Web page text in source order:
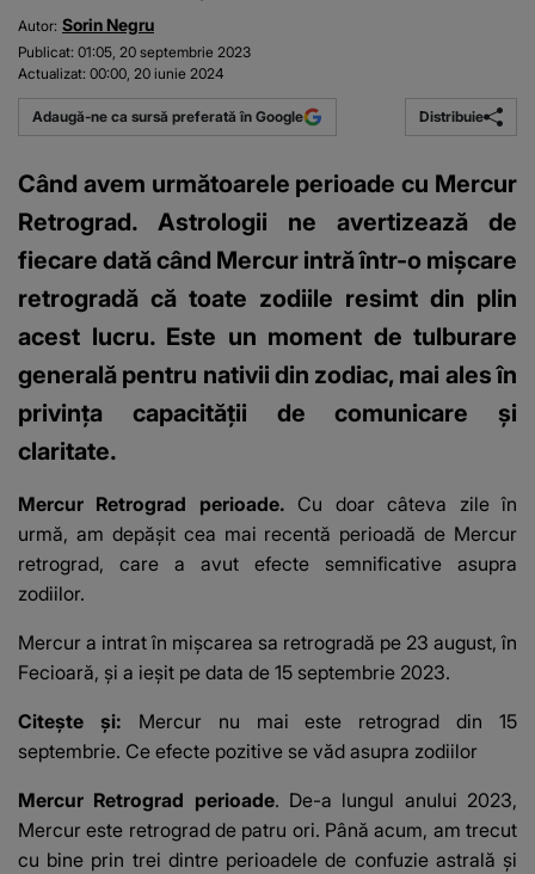
Autor: Sorin Negru
Publicat: 01:05, 20 septembrie 2023
Actualizat: 00:00, 20 iunie 2024
Adaugă-ne ca sursă preferată în Google Distribuie
Când avem următoarele perioade cu Mercur
Retrograd. Astrologii ne avertizează de
fiecare dată când Mercur intră într-o mișcare
retrogradă că toate zodiile resimt din plin
acest lucru. Este un moment de tulburare
generală pentru nativii din zodiac, mai ales în
privința capacității de comunicare și
claritate.
Mercur Retrograd perioade. Cu doar câteva zile în
urmă, am depășit cea mai recentă perioadă de Mercur
retrograd, care a avut efecte semnificative asupra
zodiilor.
Mercur a intrat în mișcarea sa retrogradă pe 23 august, în
Fecioară, și a ieșit pe data de 15 septembrie 2023.
Citește și: Mercur nu mai este retrograd din 15
septembrie. Ce efecte pozitive se văd asupra zodiilor
Mercur Retrograd perioade. De-a lungul anului 2023,
Mercur este retrograd de patru ori. Până acum, am trecut
cu bine prin trei dintre perioadele de confuzie astrală și